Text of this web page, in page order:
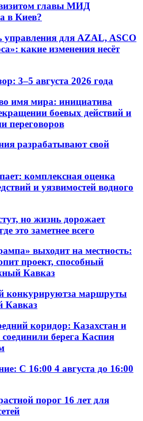
визитом главы МИД
в Киев?
управления для AZAL, ASCO
какие изменения несёт
3–5 августа 2026 года
имя мира: инициатива
боевых действий и
переговоров
разрабатывают свой
комплексная оценка
и уязвимостей водного
но жизнь дорожает
это заметнее всего
выходит на местность:
проект, способный
Кавказ
маршруты
Кавказ
коридор: Казахстан и
берега Каспия
С 16:00 4 августа до 16:00
порог 16 лет для